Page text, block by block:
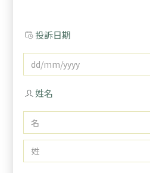
投訴日期
姓名